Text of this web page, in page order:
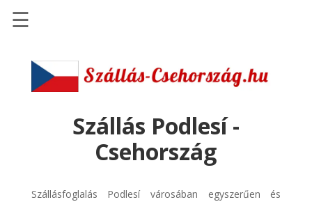
Szállások
Szállásinfo.eu
pénzvisszatérítéssel
☰
Szállás Podlesí -
Csehország
Szállásfoglalás Podlesí városában egyszerűen és